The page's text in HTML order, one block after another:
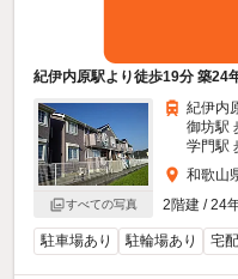
紀伊内原駅より徒歩19分 築24
すべての写真
紀伊内
御坊駅
学門駅
和歌山
2階建 / 24
駐車場あり 駐輪場あり 宅